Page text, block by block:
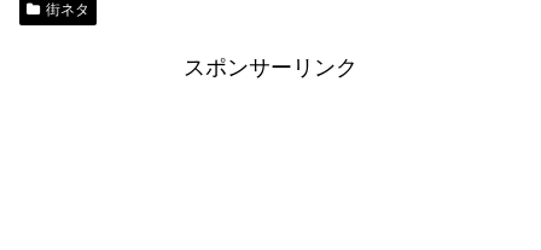
街ネタ
スポンサーリンク